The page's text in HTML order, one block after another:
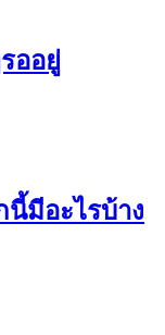
ออยู่
นี้มีอะไรบ้าง